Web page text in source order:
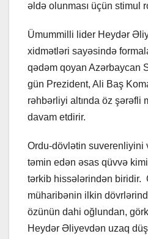
əldə olunması üçün stimul
Ümummilli lider Heydər
xidmətləri sayəsində
qədəm qoyan Azərbaycan
gün Prezident, Ali Baş
rəhbərliyi altında öz şərəfli
davam etdirir.
Ordu-dövlətin suverenliyini
təmin edən əsas qüvvə
tərkib hissələrindən biridir.
müharibənin ilkin
özünün dahi oğlundan,
Heydər Əliyevdən uzaq